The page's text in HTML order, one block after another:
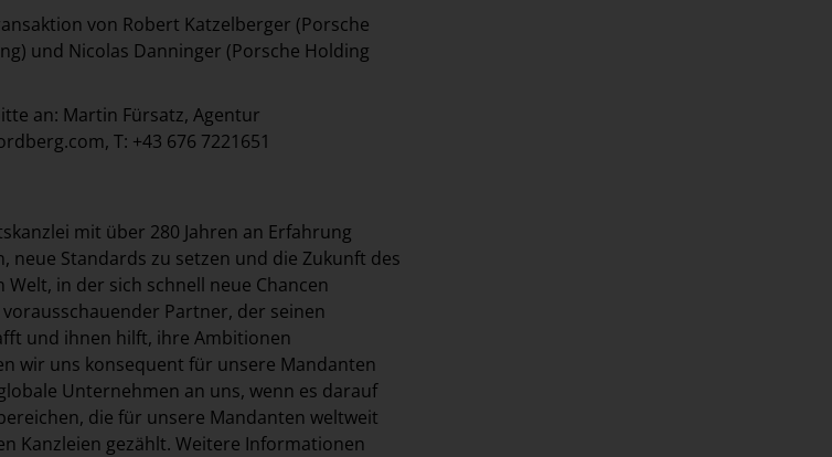
von Robert Katzelberger (Porsche
und Nicolas Danninger (Porsche Holding
an: Martin Fürsatz, Agentur
, T: +43 676 7221651
mit über 280 Jahren an Erfahrung
neue Standards zu setzen und die Zukunft des
in der sich schnell neue Chancen
Partner, der seinen
und ihnen hilft, ihre Ambitionen
wir uns konsequent für unsere Mandanten
Unternehmen an uns, wenn es darauf
die für unsere Mandanten weltweit
Kanzleien gezählt. Weitere Informationen